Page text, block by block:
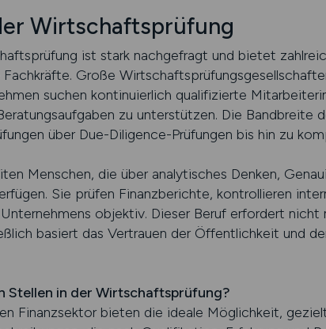
Wirtschaftsprüfung
ist stark nachgefragt und bietet
Große
suchen kontinuierlich qualifizierte
zu unterstützen. Die Bandbreite
über Due-Diligence-Prüfungen bis hin zu
Menschen, die über analytisches Denken,
Sie prüfen Finanzberichte, kontrollieren
objektiv. Dieser Beruf erfordert nicht
basiert das Vertrauen der Öffentlichkeit und
Stellen in der Wirtschaftsprüfung?
Finanzsektor bieten die ideale Möglichkeit,